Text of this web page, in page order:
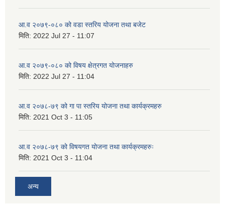
आ.व २०७९-०८० को वडा स्तरिय योजना तथा बजेट
मिति: 2022 Jul 27 - 11:07
आ.व २०७९-०८० को विषय क्षेत्रगत योजनाहरु
मिति: 2022 Jul 27 - 11:04
आ.व २०७८-७९ को गा पा स्तरिय योजना तथा कार्यक्रमहरु
मिति: 2021 Oct 3 - 11:05
आ.व २०७८-७९ को विषयगत योजना तथा कार्यक्रमहरुः
मिति: 2021 Oct 3 - 11:04
अन्य